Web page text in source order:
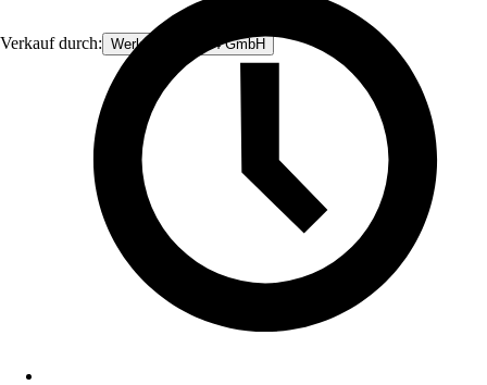
Verkauf durch: Werkzeugstore24 GmbH